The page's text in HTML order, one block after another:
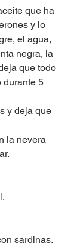
que ha
y lo
el agua,
negra, la
que todo
durante 5
y deja que
la nevera
sardinas.